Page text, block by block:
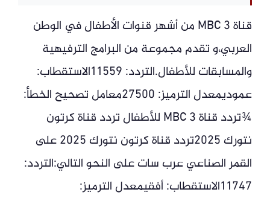
قناة MBC 3 من أشهر قنوات الأطفال في الوطن
العربي،و تقدم مجموعة من البرامج الترفيهية
والمسابقات للأطفال.التردد: 11559الاستقطاب:
عموديمعدل الترميز: 27500معامل تصحيح الخطأ:
¾تردد قناة MBC 3 للأطفال تردد قناة كرتون
نتورك 2025تردد قناة كرتون نتورك 2025 على
القمر الصناعي عرب سات على النحو التالي:التردد:
11747الاستقطاب: أفقيمعدل الترميز: